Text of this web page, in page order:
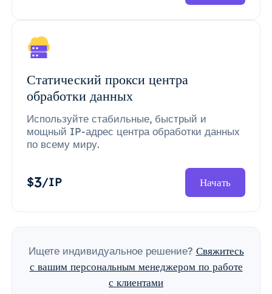
Статический прокси центра
обработки данных
Используйте стабильные, быстрый и
мощный IP-адрес центра обработки данных
по всему миру.
$3/IP Начать
Ищете индивидуальное решение? Свяжитесь
с вашим персональным менеджером по работе
с клиентами